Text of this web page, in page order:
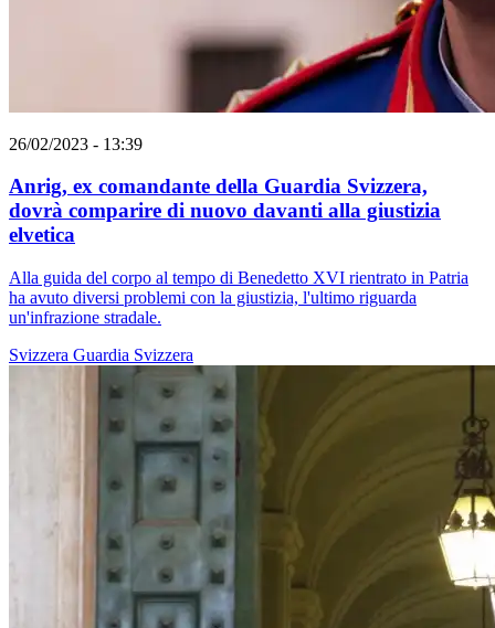
26/02/2023 - 13:39
Anrig, ex comandante della Guardia Svizzera,
dovrà comparire di nuovo davanti alla giustizia
elvetica
Alla guida del corpo al tempo di Benedetto XVI rientrato in Patria
ha avuto diversi problemi con la giustizia, l'ultimo riguarda
un'infrazione stradale.
Svizzera Guardia Svizzera